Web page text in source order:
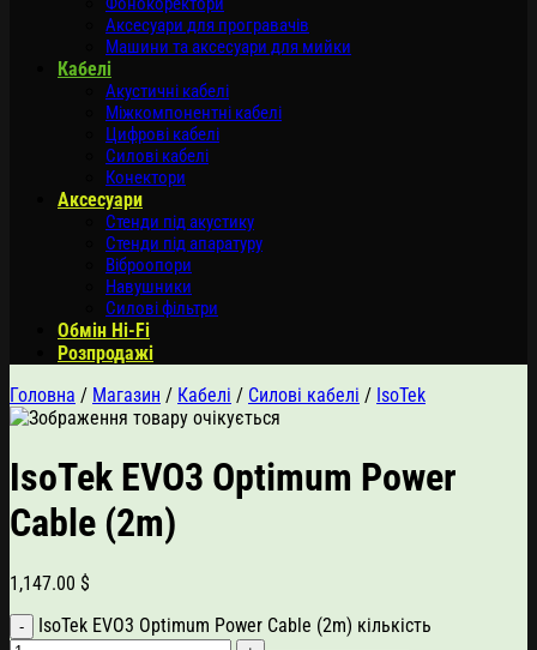
Аксесуари для програвачів
Машини та аксесуари для мийки
Кабелі
Акустичні кабелі
Міжкомпонентні кабелі
Цифрові кабелі
Силові кабелі
Конектори
Аксесуари
Стенди під акустику
Стенди під апаратуру
Віброопори
Навушники
Силові фільтри
Обмін Hi-Fi
Розпродажі
Головна / Магазин / Кабелі / Силові кабелі / IsoTek
IsoTek EVO3 Optimum Power
Cable (2m)
1,147.00 $
IsoTek EVO3 Optimum Power Cable (2m) кількість